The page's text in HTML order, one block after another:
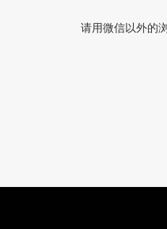
请用微信以外的